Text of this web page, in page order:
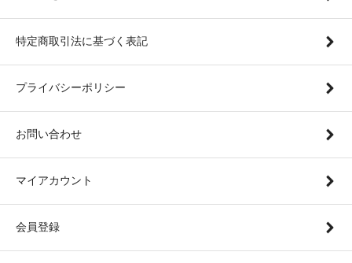
特定商取引法に基づく表記
プライバシーポリシー
お問い合わせ
マイアカウント
会員登録